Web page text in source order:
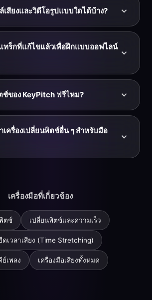
ๆ แบบสดระหว่างบทเรียนบน YouTube
เพื่อเตรียมแทร็กฝึกซ้อมในคีย์และ
นักเรียนแต่ละคน ส่งออกแทร็กแล้วส่งกลับ
คุณทำด้วยกันเป๊ะ ๆ
สียงและวิดีโอรูปแบบใดได้บ้าง?
ไฟล์ MP3, WAV, M4A และ MP4 ขนาด
ะยาวไม่เกิน 10 นาที — เพียงพอสำหรับ
ก วิดีโอบทเรียน และไฟล์คาราโอเกะส่วน
นพิตช์หรือความเร็วของ MP4 ภาพยังคง
ลผลเฉพาะเสียง คุณจึงเก็บวิดีโอเต็มไว้
ทร็กที่แก้ไขแล้วเพื่อฝึกแบบออฟไลน์
คีย์ และความเร็วแล้ว คลิกดาวน์โหลด
ใน KeyPitch Audio Studio ซึ่งคุณปรับ
น MP3 หรือ WAV ได้ เก็บเวอร์ชันฝึกซ้อม
แล้วไว้ในโทรศัพท์หรือคอมพิวเตอร์ของ
ช์ของ KeyPitch ฟรีไหม?
ดไฟล์ เปลี่ยนพิตช์ คีย์ และความเร็ว และ
นฟรีทั้งหมด และส่วนขยาย Chrome
และ YouTube Music ก็ฟรีเช่นกัน คุณ
งการดาวน์โหลดแทร็กฝึกซ้อมที่เสร็จแล้ว
คุณเลือกจ่ายต่อการส่งออก ซื้อแพ็กการ
เครื่องเปลี่ยนพิตช์อื่น ๆ สำหรับมือ
รีเพื่อเปลี่ยนพิตช์ คีย์ และความเร็ว และ
บนเบราว์เซอร์สำหรับไฟล์ของคุณเอง
ดและดาวน์โหลดได้ พิตช์และความเร็วยัง
งรับทั้งเสียงและวิดีโอ และการสมัคร
กัดทำให้คุณสร้างคลังแทร็กฝึกซ้อมทั้งหมด
เครื่องมือที่เกี่ยวข้อง
ตช์ เปลี่ยนพิตช์และความเร็ว
ดเวลาเสียง (Time Stretching)
เพลง เครื่องมือเสียงทั้งหมด